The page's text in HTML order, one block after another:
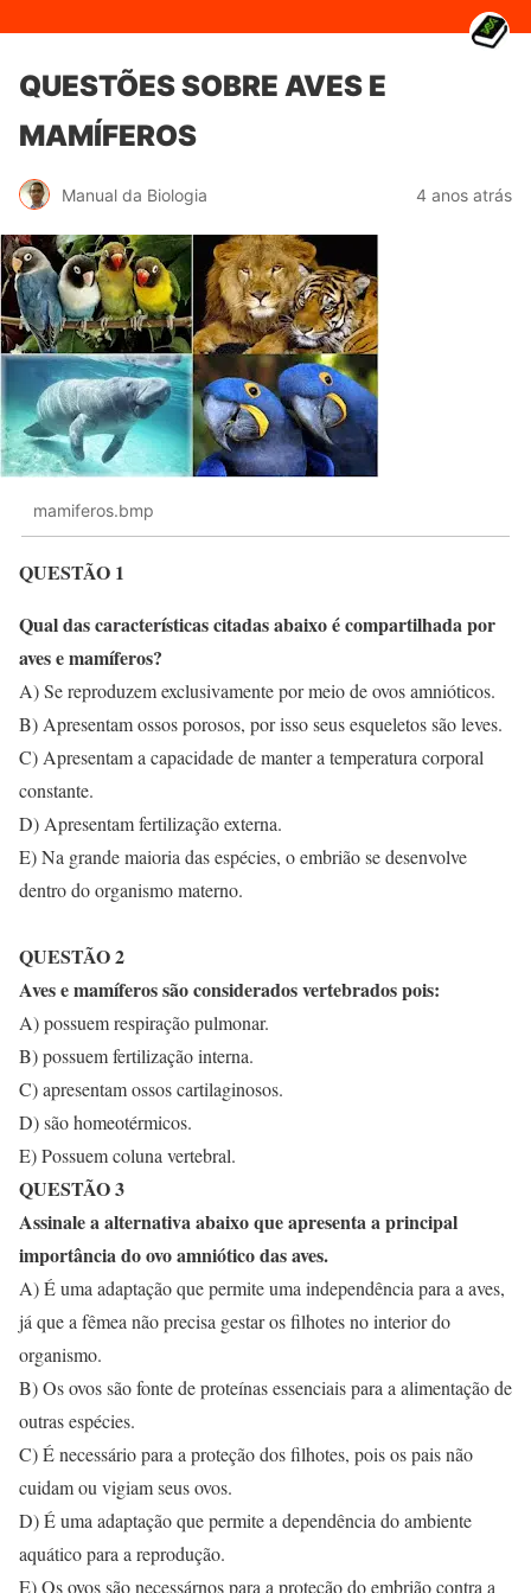
QUESTÕES SOBRE AVES E
MAMÍFEROS
Manual da Biologia 4 anos atrás
mamiferos.bmp
QUESTÃO 1
Qual das características citadas abaixo é compartilhada por
aves e mamíferos?
A) Se reproduzem exclusivamente por meio de ovos amnióticos.
B) Apresentam ossos porosos, por isso seus esqueletos são leves.
C) Apresentam a capacidade de manter a temperatura corporal
constante.
D) Apresentam fertilização externa.
E) Na grande maioria das espécies, o embrião se desenvolve
dentro do organismo materno.
QUESTÃO 2
Aves e mamíferos são considerados vertebrados pois:
A) possuem respiração pulmonar.
B) possuem fertilização interna.
C) apresentam ossos cartilaginosos.
D) são homeotérmicos.
E) Possuem coluna vertebral.
QUESTÃO 3
Assinale a alternativa abaixo que apresenta a principal
importância do ovo amniótico das aves.
A) É uma adaptação que permite uma independência para a aves,
já que a fêmea não precisa gestar os filhotes no interior do
organismo.
B) Os ovos são fonte de proteínas essenciais para a alimentação de
outras espécies.
C) É necessário para a proteção dos filhotes, pois os pais não
cuidam ou vigiam seus ovos.
D) É uma adaptação que permite a dependência do ambiente
aquático para a reprodução.
E) Os ovos são necessárnos para a proteção do embrião contra a